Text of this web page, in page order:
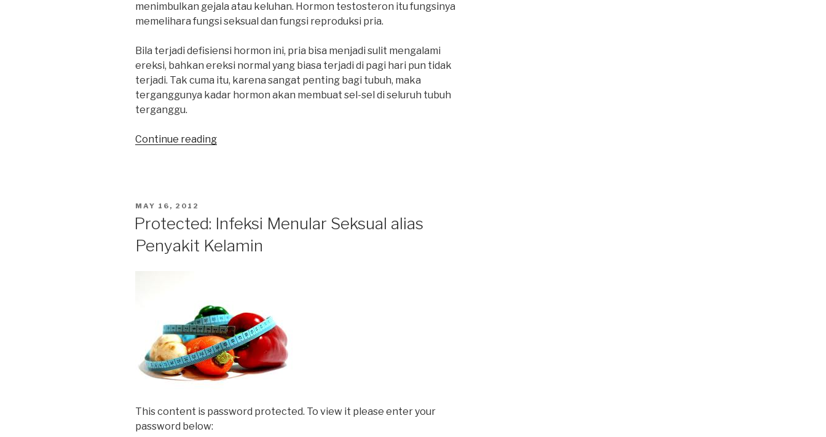
menimbulkan gejala atau keluhan. Hormon testosteron itu fungsinya
memelihara fungsi seksual dan fungsi reproduksi pria.
Bila terjadi defisiensi hormon ini, pria bisa menjadi sulit mengalami
ereksi, bahkan ereksi normal yang biasa terjadi di pagi hari pun tidak
terjadi. Tak cuma itu, karena sangat penting bagi tubuh, maka
terganggunya kadar hormon akan membuat sel-sel di seluruh tubuh
terganggu.
Continue reading“Masih
POSTED
MAY 16, 2012
Protected: Infeksi Menular Seksual alias
Penyakit Kelamin
This content is password protected. To view it please enter your
password below: